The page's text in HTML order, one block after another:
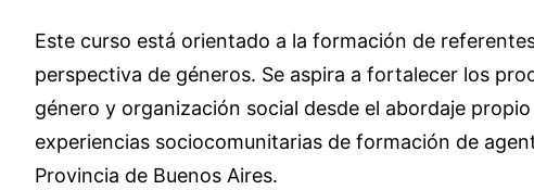
Este curso está orientado a la formación de
perspectiva de géneros. Se aspira a fortalecer los
género y organización social desde el abordaje
experiencias sociocomunitarias de formación de
Provincia de Buenos Aires.